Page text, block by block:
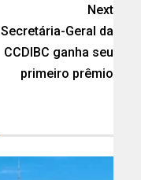
Next
Secretária-Geral da
CCDIBC ganha seu
primeiro prêmio